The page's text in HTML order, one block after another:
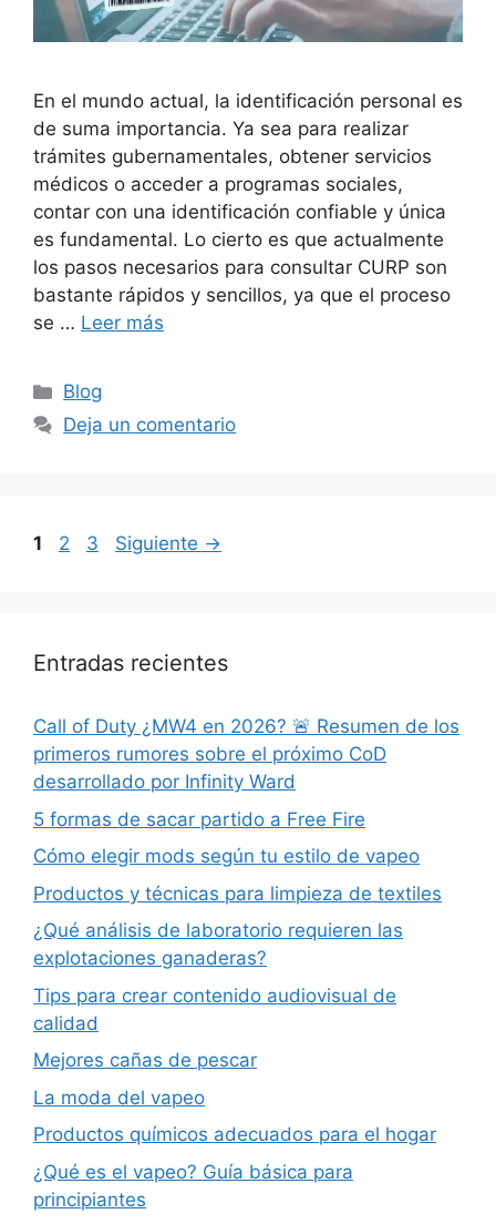
En el mundo actual, la identificación personal es
de suma importancia. Ya sea para realizar
trámites gubernamentales, obtener servicios
médicos o acceder a programas sociales,
contar con una identificación confiable y única
es fundamental. Lo cierto es que actualmente
los pasos necesarios para consultar CURP son
bastante rápidos y sencillos, ya que el proceso
se … Leer más
Categorías
Blog
Deja un comentario
Página
1 Página
2 Página
3 Siguiente →
Entradas recientes
Call of Duty ¿MW4 en 2026? 🚨 Resumen de los
primeros rumores sobre el próximo CoD
desarrollado por Infinity Ward
5 formas de sacar partido a Free Fire
Cómo elegir mods según tu estilo de vapeo
Productos y técnicas para limpieza de textiles
¿Qué análisis de laboratorio requieren las
explotaciones ganaderas?
Tips para crear contenido audiovisual de
calidad
Mejores cañas de pescar
La moda del vapeo
Productos químicos adecuados para el hogar
¿Qué es el vapeo? Guía básica para
principiantes